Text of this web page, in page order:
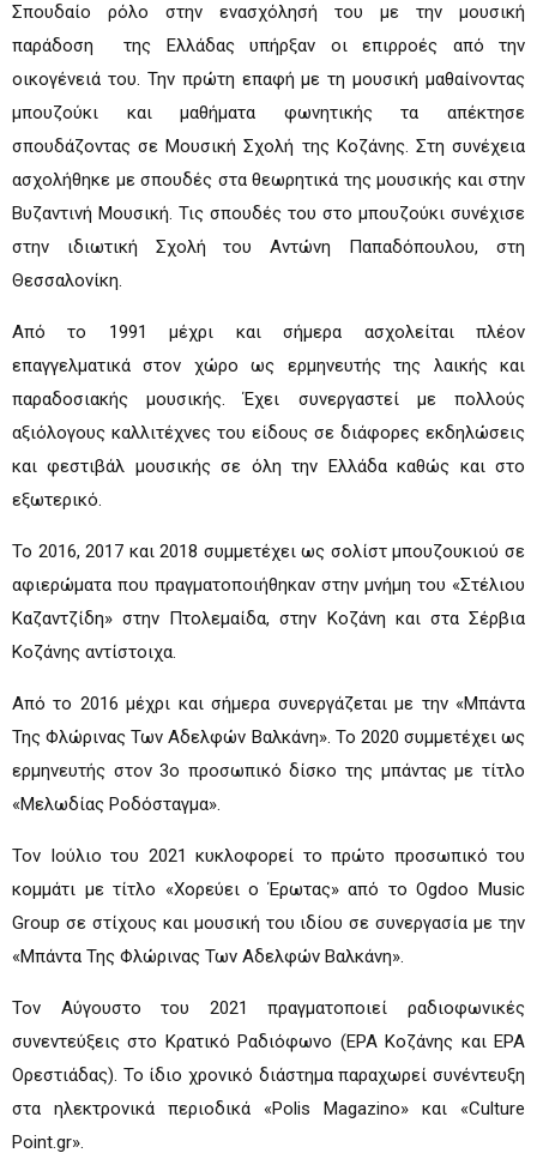
Σπουδαίο ρόλο στην ενασχόλησή του με την μουσική
παράδοση της Ελλάδας υπήρξαν οι επιρροές από την
οικογένειά του. Την πρώτη επαφή με τη μουσική μαθαίνοντας
μπουζούκι και μαθήματα φωνητικής τα απέκτησε
σπουδάζοντας σε Μουσική Σχολή της Κοζάνης. Στη συνέχεια
ασχολήθηκε με σπουδές στα θεωρητικά της μουσικής και στην
Βυζαντινή Μουσική. Τις σπουδές του στο μπουζούκι συνέχισε
στην ιδιωτική Σχολή του Αντώνη Παπαδόπουλου, στη
Θεσσαλονίκη.
Από το 1991 μέχρι και σήμερα ασχολείται πλέον
επαγγελματικά στον χώρο ως ερμηνευτής της λαικής και
παραδοσιακής μουσικής. Έχει συνεργαστεί με πολλούς
αξιόλογους καλλιτέχνες του είδους σε διάφορες εκδηλώσεις
και φεστιβάλ μουσικής σε όλη την Ελλάδα καθώς και στο
εξωτερικό.
Το 2016, 2017 και 2018 συμμετέχει ως σολίστ μπουζουκιού σε
αφιερώματα που πραγματοποιήθηκαν στην μνήμη του «Στέλιου
Καζαντζίδη» στην Πτολεμαίδα, στην Κοζάνη και στα Σέρβια
Κοζάνης αντίστοιχα.
Από το 2016 μέχρι και σήμερα συνεργάζεται με την «Μπάντα
Της Φλώρινας Των Αδελφών Βαλκάνη». Το 2020 συμμετέχει ως
ερμηνευτής στον 3ο προσωπικό δίσκο της μπάντας με τίτλο
«Μελωδίας Ροδόσταγμα».
Τον Ιούλιο του 2021 κυκλοφορεί το πρώτο προσωπικό του
κομμάτι με τίτλο «Χορεύει ο Έρωτας» από το Ogdoo Music
Group σε στίχους και μουσική του ιδίου σε συνεργασία με την
«Μπάντα Της Φλώρινας Των Αδελφών Βαλκάνη».
Τον Αύγουστο του 2021 πραγματοποιεί ραδιοφωνικές
συνεντεύξεις στο Κρατικό Ραδιόφωνο (ΕΡΑ Κοζάνης και ΕΡΑ
Ορεστιάδας). Το ίδιο χρονικό διάστημα παραχωρεί συνέντευξη
στα ηλεκτρονικά περιοδικά «Polis Magazino» και «Culture
Point.gr».